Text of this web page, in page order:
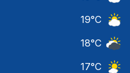
19°C
18°C
17°C